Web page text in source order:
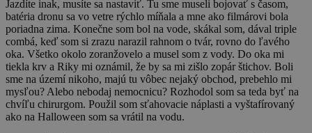
Jazdíte inak, musíte sa nastaviť. Tu sme museli bojovať s časom,
batéria dronu sa vo vetre rýchlo míňala a mne ako filmárovi bola
poriadna zima. Konečne som bol na vode, skákal som, dával triple
combá, keď som si zrazu narazil rahnom o tvár, rovno do ľavého
oka. Všetko okolo zoranžovelo a musel som z vody. Do oka mi
tiekla krv a Riky mi oznámil, že by sa mi zišlo zopár štichov. Boli
sme na území nikoho, majú tu vôbec nejaký obchod, prebehlo mi
mysľou? Alebo nebodaj nemocnicu? Rozhodol som sa teda byť na
chvíľu chirurgom. Použil som sťahovacie náplasti a vyštafírovaný
ako na Halloween som sa vrátil na vodu.